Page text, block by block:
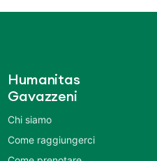
Humanitas
Gavazzeni
Chi siamo
Come raggiungerci